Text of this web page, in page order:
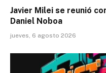
Javier Milei se reunió
Daniel Noboa
jueves, 6 agosto 2026